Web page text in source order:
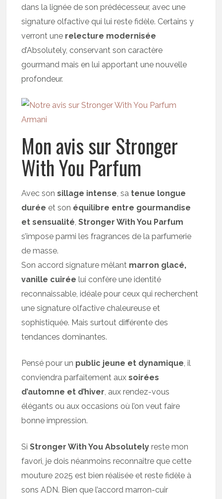
dans la lignée de son prédécesseur, avec une
signature olfactive qui lui reste fidèle. Certains y
verront une relecture modernisée
d’Absolutely, conservant son caractère
gourmand mais en lui apportant une nouvelle
profondeur.
Mon avis sur Stronger
With You Parfum
Avec sonsillage intense, sa tenue longue
durée et son équilibre entre gourmandise
et sensualité,Stronger With You Parfum
s’impose parmi les fragrances de la parfumerie
de masse.
Son accord signature mêlant marron glacé,
vanille cuiréelui confère une identité
reconnaissable, idéale pour ceux qui recherchent
une signature olfactive chaleureuse et
sophistiquée. Mais surtout différente des
tendances dominantes.
Pensé pour un public jeune et dynamique, il
conviendra parfaitement auxsoirées
d’automne et d’hiver, aux rendez-vous
élégants ou aux occasions où l’on veut faire
bonne impression.
SiStronger With You Absolutely reste mon
favori, je dois néanmoins reconnaître que cette
mouture 2025 est bien réalisée et reste fidèle à
sons ADN. Bien que l’accord marron-cuir